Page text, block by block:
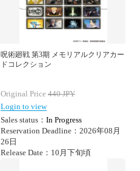
呪術廻戦 第3期 メモリアルクリアカー
ドコレクション
Original Price 440JPY
Login to view
Sales status： In Progress
Reservation Deadline：2026年08月
26日
Release Date：10月下旬頃